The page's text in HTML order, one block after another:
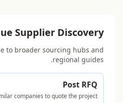
Supplier Discovery
to broader sourcing hubs and
regional guides.
Post RFQ
companies to quote the project.